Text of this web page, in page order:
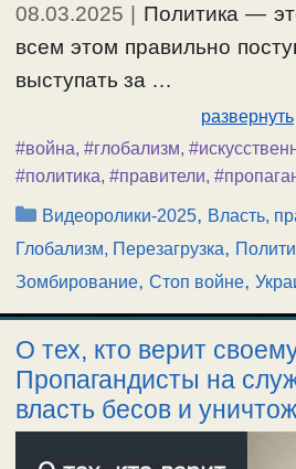
08.03.2025
Политика —
всем этом правильно
выступать за …
развернуть
#война, #глобализм,
#политика, #правители,
Рубрики
Видеоролики-2025, Власть,
Глобализм, Перезагрузка,
Зомбирование, Стоп войне,
О тех, кто верит
Пропагандисты на
власть бесов и